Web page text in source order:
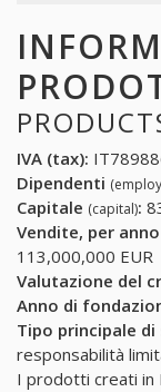
IVA (tax):
Dipendenti
Capitale (capital):
Vendite, per anno
113,000,000 EUR
Valutazione del
Anno di
Tipo principale
responsabilità
I prodotti creati in